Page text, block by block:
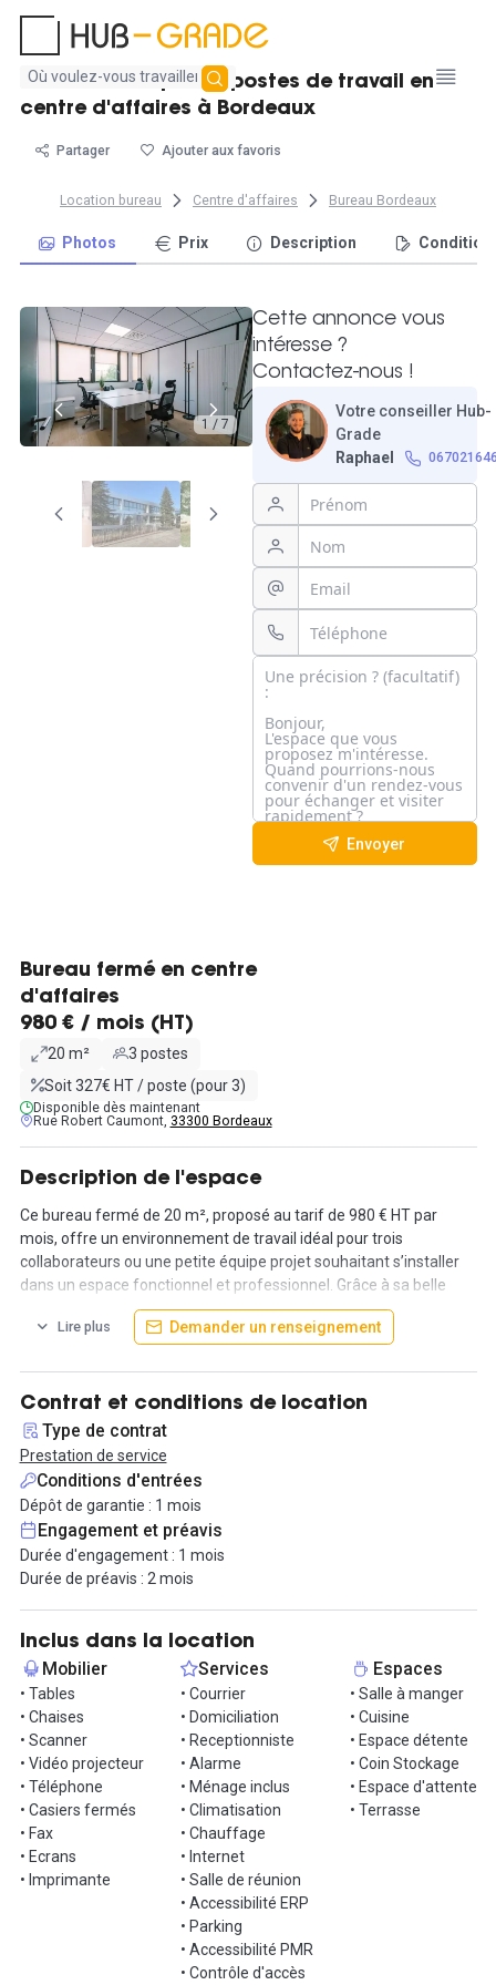
Aucun
résultat
Bureau fermé pour 3 postes de travail en
centre d'affaires à Bordeaux
Partager Ajouter aux favoris
Location bureau Centre d'affaires Bureau Bordeaux
Photos Prix Description
1 / 7
Cette annonce vous
intéresse ?
Contactez-nous !
Votre conseiller Hub-
Grade
Raphael
Envoyer
Bureau fermé en centre
d'affaires
980 € / mois (HT)
20 m²
3 postes
Soit 327€ HT / poste (pour 3)
Disponible dès maintenant
Rue Robert Caumont, 33300 Bordeaux
Description de l'espace
Ce bureau fermé de 20 m², proposé au tarif de 980 € HT par
mois, offre un environnement de travail idéal pour trois
collaborateurs ou une petite équipe projet souhaitant s’installer
dans un espace fonctionnel et professionnel. Grâce à sa belle
luminosité naturelle et à son système de climatisation, ce bureau
garantit des conditions de travail agréables tout au long de
Entièrement équipé, il dispose de mobilier de standing avec des
rangements intégrés, permettant d’optimiser l’organisation et le
confort des utilisateurs. Les occupants bénéficient en
complément de l’accès à une cuisine et à un espace de pause,
parfaits pour partager des moments conviviaux et faciliter le
bien-être au quotidien. Des services de téléphonie et de
permanence téléphonique sont inclus, offrant ainsi une solution
clé en main pour l’installation de votre équipe. Pour vos besoins
ponctuels ou réguliers, des salles de réunion sont également
disponibles et directement réservables sur place.
Le centre met à disposition un parking aérien gratuit ainsi qu’un
parking sécurisé, ce qui représente un réel atout pour vos
collaborateurs comme pour vos visiteurs. L’accessibilité est par
ailleurs optimale : situé à proximité immédiate de la rocade sortie
4a, il est également desservi par le tram C et par plusieurs lignes
de bus (7, 33 et 35), facilitant ainsi vos déplacements quotidiens.
Ce bureau combine confort, services et praticité pour offrir un
cadre de travail agréable.
Contactez-nous pour une visite !
Lire plus Demander un renseignement
Contrat et conditions de location
Type de contrat
Prestation de service
Conditions d'entrées
Dépôt de garantie : 1 mois
Engagement et préavis
Durée d'engagement : 1 mois
Durée de préavis : 2 mois
Inclus dans la location
Mobilier
• Tables
• Chaises
• Scanner
• Vidéo projecteur
• Téléphone
• Casiers fermés
• Fax
• Ecrans
• Imprimante
Services
• Courrier
• Domiciliation
• Receptionniste
• Alarme
• Ménage inclus
• Climatisation
• Chauffage
• Internet
• Salle de réunion
• Accessibilité ERP
• Parking
• Accessibilité PMR
• Contrôle d'accès
Espaces
• Salle à manger
• Cuisine
• Espace détente
• Coin Stockage
• Espace d'attente
• Terrasse